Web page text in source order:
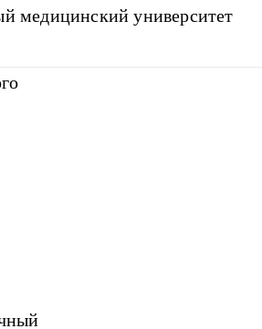
медицинский университет